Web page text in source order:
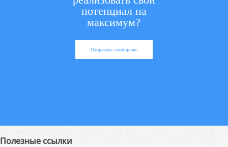
потенциал на
максимум?
Отправить сообщение
Полезные ссылки